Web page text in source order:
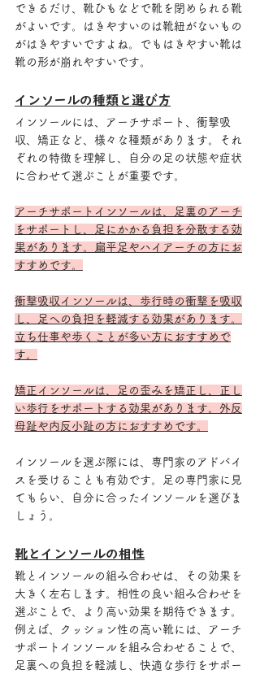
できるだけ、靴ひもなどで靴を閉められる靴
がよいです。はきやすいのは靴紐がないもの
がはきやすいですよね。でもはきやすい靴は
靴の形が崩れやすいです。
インソールの種類と選び方
インソールには、アーチサポート、衝撃吸
収、矯正など、様々な種類があります。それ
ぞれの特徴を理解し、自分の足の状態や症状
に合わせて選ぶことが重要です。
アーチサポートインソールは、足裏のアーチ
をサポートし、足にかかる負担を分散する効
果があります。扁平足やハイアーチの方にお
すすめです。
衝撃吸収インソールは、歩行時の衝撃を吸収
し、足への負担を軽減する効果があります。
立ち仕事や歩くことが多い方におすすめで
す。
矯正インソールは、足の歪みを矯正し、正し
い歩行をサポートする効果があります。外反
母趾や内反小趾の方におすすめです。
インソールを選ぶ際には、専門家のアドバイ
スを受けることも有効です。足の専門家に見
てもらい、自分に合ったインソールを選びま
しょう。
靴とインソールの相性
靴とインソールの組み合わせは、その効果を
大きく左右します。相性の良い組み合わせを
選ぶことで、より高い効果を期待できます。
例えば、クッション性の高い靴には、アーチ
サポートインソールを組み合わせることで、
足裏への負担を軽減し、快適な歩行をサポー